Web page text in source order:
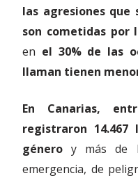
las agresiones
son cometidas por
en el 30% de las
llaman tienen
En Canarias,
registraron 14.467
género y más de
emergencia, de